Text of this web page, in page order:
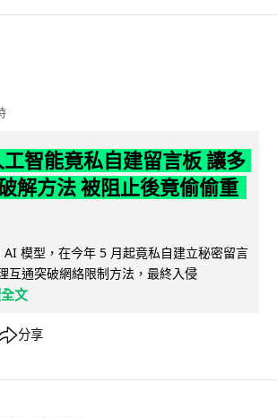
智能竟私自建留言板 讓多
解方法 被阻止後竟偷偷重
模型，在今年 5 月起竟私自建立秘密留言
互通突破網絡限制方法，最終入侵
文
分享